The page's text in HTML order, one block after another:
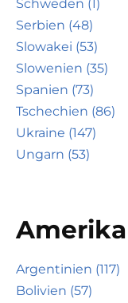
Schweden (1)
Serbien (48)
Slowakei (53)
Slowenien (35)
Spanien (73)
Tschechien (86)
Ukraine (147)
Ungarn (53)
Amerika
Argentinien (117)
Bolivien (57)